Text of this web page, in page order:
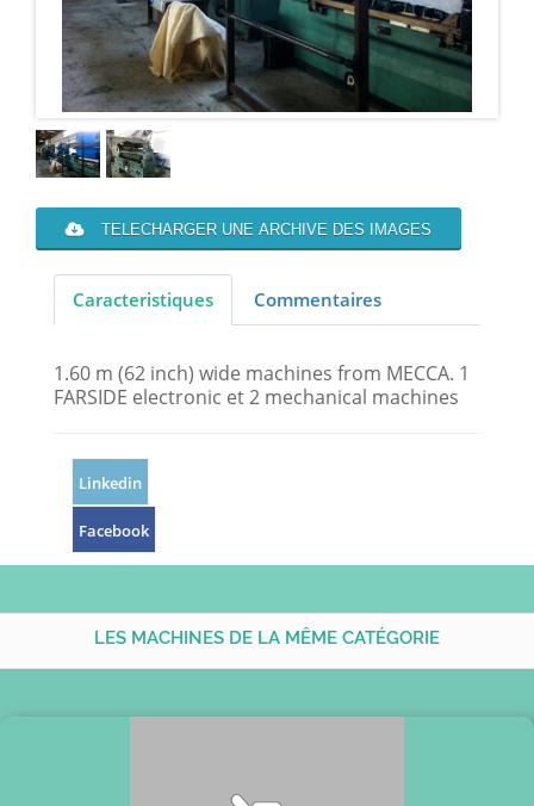
TELECHARGER UNE ARCHIVE DES IMAGES
Caracteristiques Commentaires
1.60 m (62 inch) wide machines from MECCA. 1
FARSIDE electronic et 2 mechanical machines
Linkedin
Facebook
LES MACHINES DE LA MÊME CATÉGORIE